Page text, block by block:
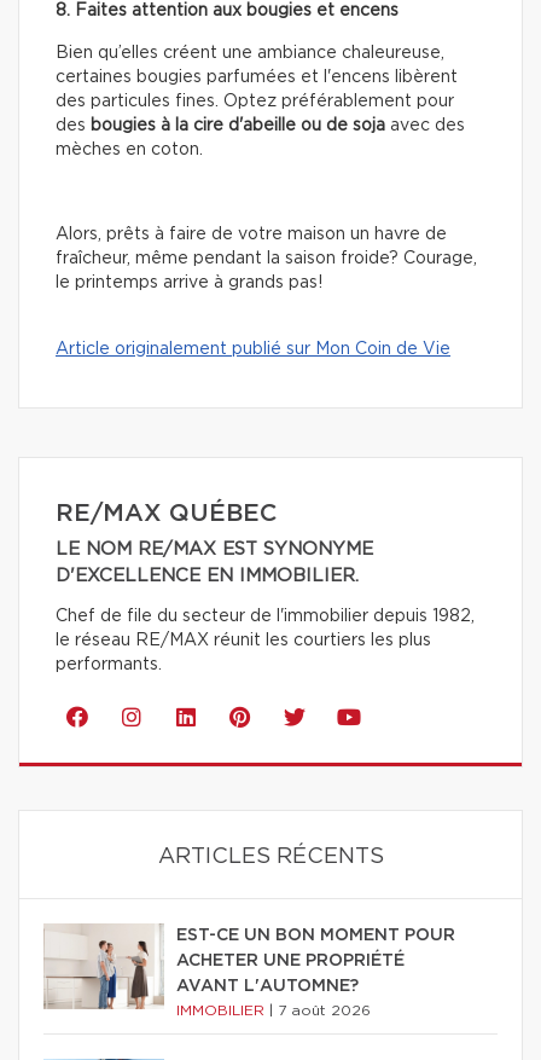
8. Faites attention aux bougies et encens
Bien qu’elles créent une ambiance chaleureuse,
certaines bougies parfumées et l'encens libèrent
des particules fines. Optez préférablement pour
des bougies à la cire d'abeille ou de soja avec des
mèches en coton.
Alors, prêts à faire de votre maison un havre de
fraîcheur, même pendant la saison froide? Courage,
le printemps arrive à grands pas!
Article originalement publié sur Mon Coin de Vie
RE/MAX QUÉBEC
LE NOM RE/MAX EST SYNONYME
D'EXCELLENCE EN IMMOBILIER.
Chef de file du secteur de l'immobilier depuis 1982,
le réseau RE/MAX réunit les courtiers les plus
performants.
ARTICLES RÉCENTS
EST-CE UN BON MOMENT POUR
ACHETER UNE PROPRIÉTÉ
AVANT L'AUTOMNE?
IMMOBILIER 7 août 2026